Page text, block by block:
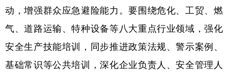
动，增强群众应急避险能力。要围绕危化、工贸、燃
气、道路运输、特种设备等八大重点行业领域，强化
安全生产技能培训，同步推进政策法规、警示案例、
基础常识等公共培训，深化企业负责人、安全管理人